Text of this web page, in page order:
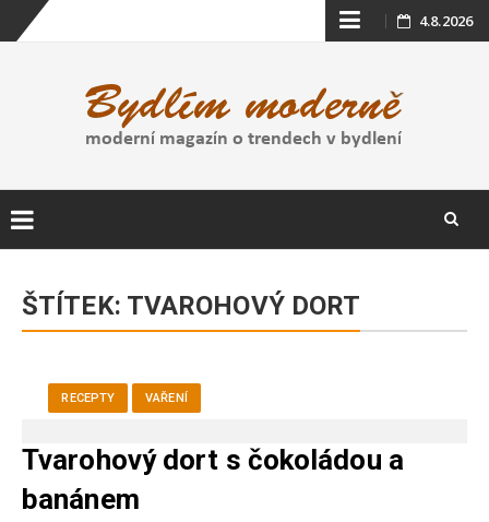
Skip
content
4.8.2026
contentŠTÍTEK: TVAROHOVÝ DORT
RECEPTY VAŘENÍ
Tvarohový dort s čokoládou a
banánem